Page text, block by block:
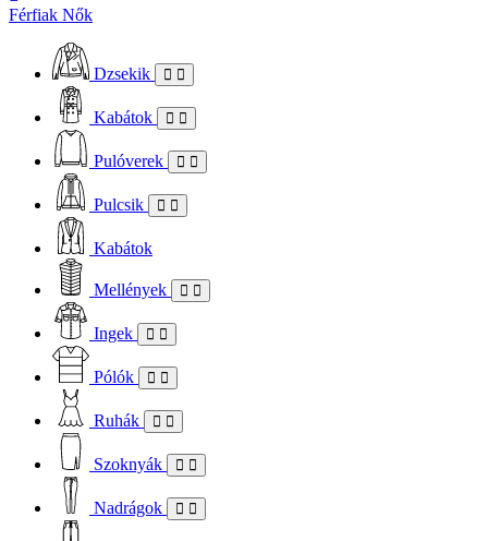
Férfiak Nők
Dzsekik
Kabátok
Pulóverek
Pulcsik
Kabátok
Mellények
Ingek
Pólók
Ruhák
Szoknyák
Nadrágok